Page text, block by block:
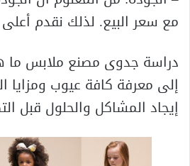
مع سعر البيع. لذلك نقدم
دراسة جدوى مصنع ملابس
إلى معرفة كافة عيوب ومزايا
إيجاد المشاكل والحلول قبل